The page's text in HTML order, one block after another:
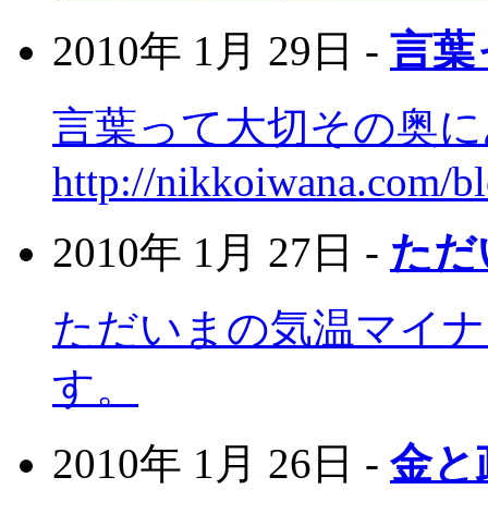
2010年 1月 29日 - 言
言葉って大切その奥
http://nikkoiwana.com/
2010年 1月 27日 - た
ただいまの気温マイ
す。
2010年 1月 26日 - 金